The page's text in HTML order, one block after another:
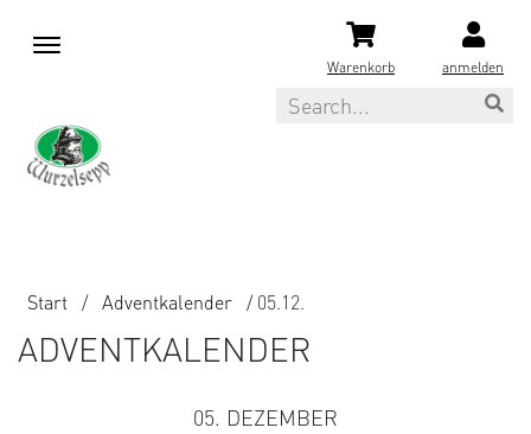
M
Warenkorb anmelden
Search
Start / Adventkalender / 05.12.
ADVENTKALENDER
05. DEZEMBER